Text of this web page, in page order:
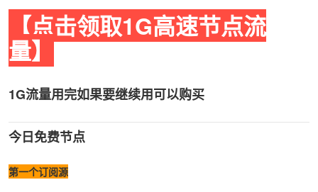
【点击领取1G高速节点流
量】
1G流量用完如果要继续用可以购买
今日免费节点
第一个订阅源